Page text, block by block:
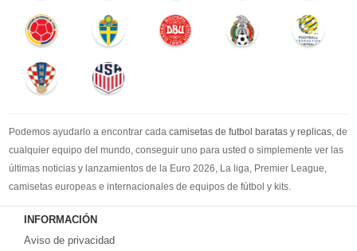
Podemos ayudarlo a encontrar cada camisetas de futbol baratas y replicas, de
cualquier equipo del mundo, conseguir uno para usted o simplemente ver las
últimas noticias y lanzamientos de la Euro 2026, La liga, Premier League,
camisetas europeas e internacionales de equipos de fútbol y kits.
Comprecamisetas de futbol baratasen la tienda deportiva más grande de
Europa. ¡Grandes ofertas en todas las camisetas del club de fútbol, ​​kits
europeos e internacionales, todo a los precios más bajos!
INFORMACIÓN
Aviso de privacidad